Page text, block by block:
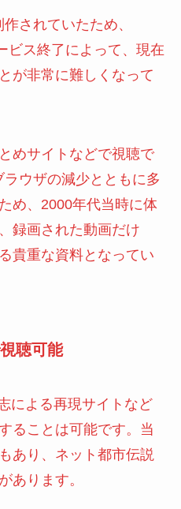
されていたため、
ビス終了によって、現在
が非常に難しくなって
めサイトなどで視聴で
ウザの減少とともに多
め、2000年代当時に体
録画された動画だけ
貴重な資料となってい
聴可能
による再現サイトなど
ることは可能です。当
あり、ネット都市伝説
あります。